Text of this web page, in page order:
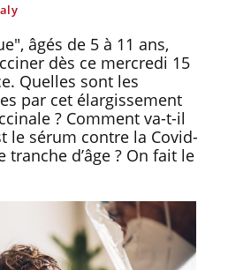
âgés de 5 à 11 ans,
dès ce mercredi 15
Quelles sont les
par cet élargissement
? Comment va-t-il
le sérum contre la Covid-
d’âge ? On fait le